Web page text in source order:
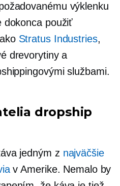
výklenku
dokonca použiť
Stratus Industries,
drevorytiny a
službami.
dropship
jedným z najväčšie
v Amerike. Nemalo by